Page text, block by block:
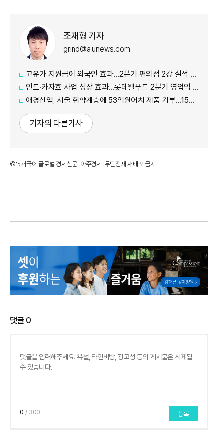
조재형 기자
grind@ajunews.com
고유가 지원금에 외국인 효과…2분기 편의점 2강 실적 날았다
인도·카자흐 사업 성장 효과…롯데웰푸드 2분기 영업익 89%↑
애경산업, 서울 취약계층에 53억원어치 제품 기부…15년째 나눔
기자의 다른기사
©'5개국어 글로벌 경제신문' 아주경제. 무단전재·재배포 금지
댓글0
0 / 300 등록